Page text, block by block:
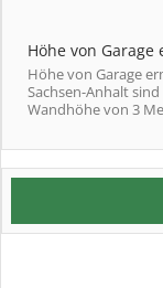
Höhe von
Höhe von Garage
Sachsen-Anhalt
Wandhöhe von 3